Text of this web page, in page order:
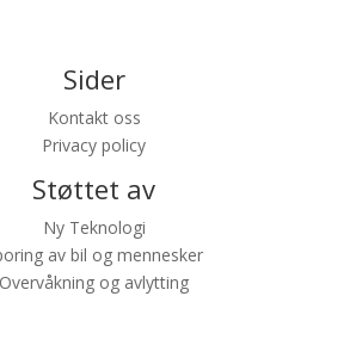
Sider
Kontakt oss
Privacy policy
Støttet av
Ny Teknologi
av bil og mennesker
Overvåkning og avlytting